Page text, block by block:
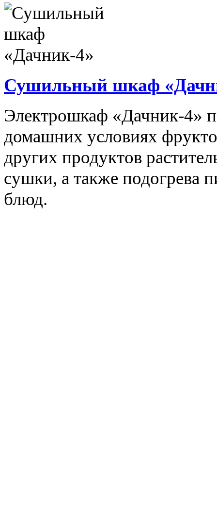
Сушильный шкаф
Электрошкаф «Дачник-4»
домашних условиях
других продуктов
сушки, а также подогрева
блюд.